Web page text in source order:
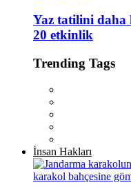
Yaz tatilini daha
20 etkinlik
Trending Tags
İnsan Hakları